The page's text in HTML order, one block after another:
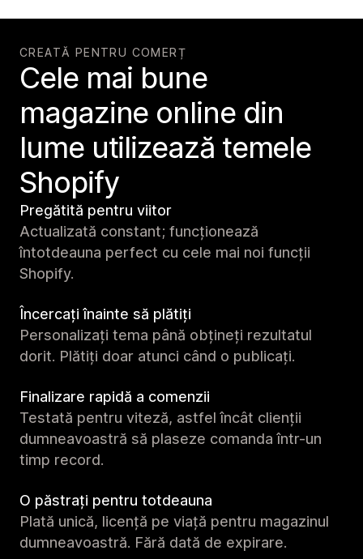
CREATĂ PENTRU COMERȚ
Cele mai bune
magazine online din
lume utilizează temele
Shopify
Pregătită pentru viitor
Actualizată constant; funcționează
întotdeauna perfect cu cele mai noi funcții
Shopify.
Încercați înainte să plătiți
Personalizați tema până obțineți rezultatul
dorit. Plătiți doar atunci când o publicați.
Finalizare rapidă a comenzii
Testată pentru viteză, astfel încât clienții
dumneavoastră să plaseze comanda într-un
timp record.
O păstrați pentru totdeauna
Plată unică, licență pe viață pentru magazinul
dumneavoastră. Fără dată de expirare.